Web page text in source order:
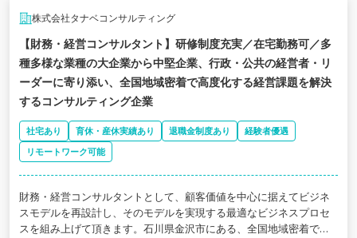
株式会社タナベコンサルティング
【財務・経営コンサルタント】研修制度充実／在宅勤務可／多
種多様な業種の大企業から中堅企業、行政・公共の経営者・リ
ーダーに寄り添い、全国地域密着で高度化する経営課題を解決
するコンサルティング企業
社宅あり 育休・産休実績あり 退職金制度あり
経験者優遇
リモートワーク可能
財務・経営コンサルタントとして、顧客価値を中心に据えてビジネ
スモデルを再設計し、そのモデルを実現する最適なビジネスプロセ
スを組み上げて頂きます。石川県金沢市にある、全国地域密着で高